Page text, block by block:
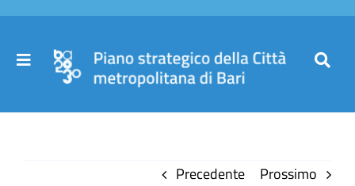
Salta
contenuto
Toggle
Precedente Prossimo